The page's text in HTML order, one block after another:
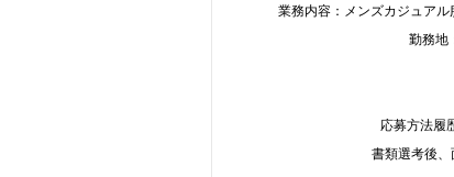
業務内容：メンズカジュア
勤務地
応募方法履
書類選考後、